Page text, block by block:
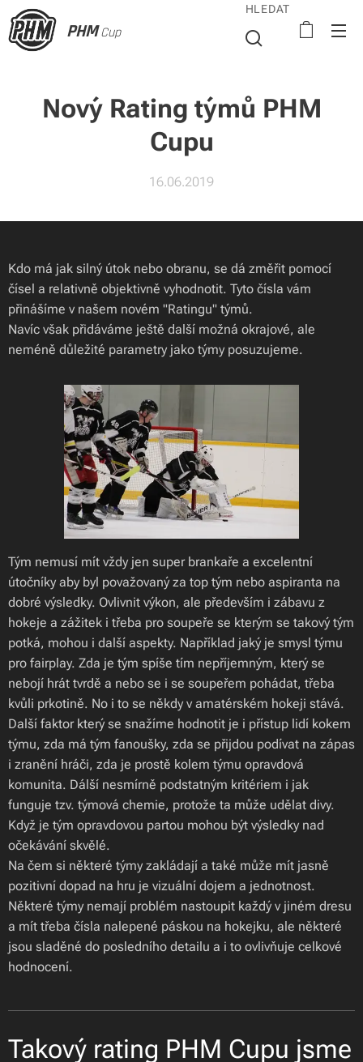
PHMCup
HLEDAT
Nový Rating týmů PHM
Cupu
16.06.2019
Kdo má jak silný útok nebo obranu, se dá změřit pomocí
čísel a relativně objektivně vyhodnotit. Tyto čísla vám
přinášíme v našem novém "Ratingu" týmů.
Navíc však přidáváme ještě další možná okrajové, ale
neméně důležité parametry jako týmy posuzujeme.
Tým nemusí mít vždy jen super brankaře a excelentní
útočníky aby byl považovaný za top tým nebo aspiranta na
dobré výsledky. Ovlivnit výkon, ale především i zábavu z
hokeje a zážitek i třeba pro soupeře se kterým se takový tým
potká, mohou i další aspekty. Například jaký je smysl týmu
pro fairplay. Zda je tým spíše tím nepříjemným, který se
nebojí hrát tvrdě a nebo se i se soupeřem pohádat, třeba
kvůli prkotině. No i to se někdy v amatérském hokeji stává.
Další faktor který se snažíme hodnotit je i přístup lidí kokem
týmu, zda má tým fanoušky, zda se přijdou podívat na zápas
i zranění hráči, zda je prostě kolem týmu opravdová
komunita. Dálší nesmírně podstatným kritériem i jak
funguje tzv. týmová chemie, protože ta může udělat divy.
Když je tým opravdovou partou mohou být výsledky nad
očekávání skvělé.
Na čem si některé týmy zakládají a také může mít jasně
pozitivní dopad na hru je vizuální dojem a jednotnost.
Některé týmy nemají problém nastoupit každý v jiném dresu
a mít třeba čísla nalepené páskou na hokejku, ale některé
jsou sladěné do posledního detailu a i to ovlivňuje celkové
hodnocení.
Takový rating PHM Cupu jsme